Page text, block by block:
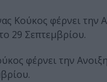
Κούκος φέρνει την
29 Σεπτεμβρίου.
φέρνει την